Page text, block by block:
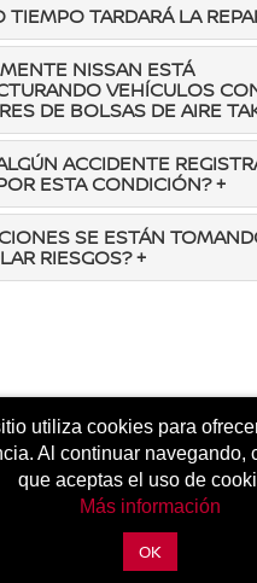
TIEMPO TARDARÁ LA
NISSAN ESTÁ
VEHÍCULOS
DE BOLSAS DE AIRE
ACCIDENTE
ESTA CONDICIÓN?+
SE ESTÁN
RIESGOS?+
55148| Cotización
Aviso de Privacidad|
utiliza cookies para
Al continuar navegando,
que aceptas el uso de
Más información
OK